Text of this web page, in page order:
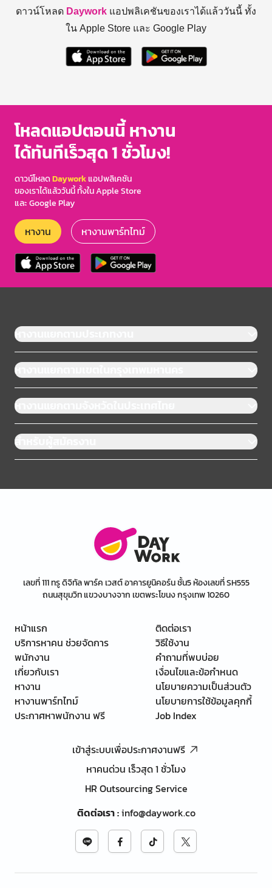
ดาวน์โหลด Daywork แอปพลิเคชันของเราได้แล้ววันนี้ ทั้ง
ใน Apple Store และ Google Play
โหลดแอปตอนนี้ หางาน
ได้ทันทีเร็วสุด 1 ชั่วโมง!
ดาวน์โหลดDayworkแอปพลิเคชัน
ของเราได้แล้ววันนี้ ทั้งใน Apple Store
และ Google Play
หางาน หางานพาร์ทไทม์
หางานแยกตามประเภทงาน
หางานแยกตามเขตในกรุงเทพมหานคร
หางานแยกตามจังหวัดในประเทศไทย
สำหรับผู้สมัครงาน
เลขที่ 111 ทรู ดิจิทัล พาร์ค เวสต์ อาคารยูนิคอร์น ชั้น5 ห้องเลขที่ SH555
ถนนสุขุมวิท แขวงบางจาก เขตพระโขนง กรุงเทพ 10260
หน้าแรก
บริการหาคน ช่วยจัดการ
พนักงาน
เกี่ยวกับเรา
หางาน
หางานพาร์ทไทม์
ประกาศหาพนักงาน ฟรี
ติดต่อเรา
วิธีใช้งาน
คำถามที่พบบ่อย
เงื่อนไขและข้อกำหนด
นโยบายความเป็นส่วนตัว
นโยบายการใช้ข้อมูลคุกกี้
Job Index
เข้าสู่ระบบเพื่อประกาศงานฟรี
หาคนด่วน เร็วสุด 1 ชั่วโมง
HR Outsourcing Service
ติดต่อเรา:info@daywork.co